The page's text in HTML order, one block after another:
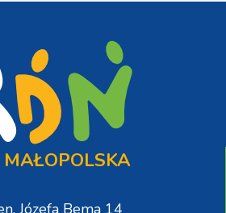
Józefa Bema 14